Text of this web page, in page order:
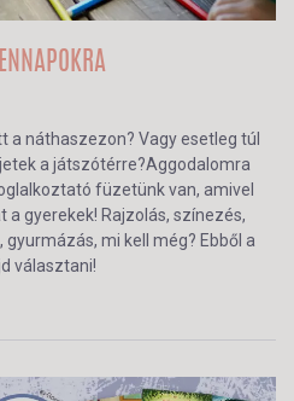
a náthaszezon? Vagy esetleg túl
a játszótérre?Aggodalomra
füzetünk van, amivel
gyerekek! Rajzolás, színezés,
mi kell még? Ebből a
választani!